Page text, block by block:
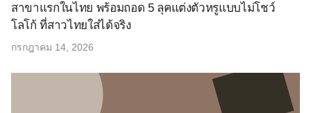
สาขาแรกในไทย พร้อมถอด 5 ลุคแต่งตัวหรูแบบไม่โชว์
โลโก้ ที่สาวไทยใส่ได้จริง
กรกฎาคม 14, 2026